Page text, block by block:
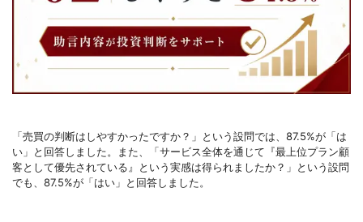
「売買の判断はしやすかったですか？」という設問では、87.5%が「は
い」と回答しました。また、「サービス全体を通じて『最上位プラン顧
客として優先されている』という実感は得られましたか？」という設問
でも、87.5%が「はい」と回答しました。